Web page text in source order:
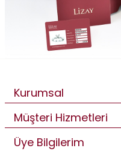
Kurumsal
Müşteri Hizmetleri
Üye Bilgilerim